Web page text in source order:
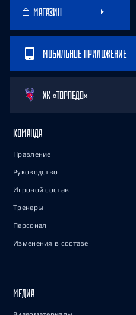
МАГАЗИН
МОБИЛЬНОЕ ПРИЛОЖЕНИЕ
ХК «ТОРПЕДО»
КОМАНДА
Правление
Руководство
Игровой состав
Тренеры
Персонал
Изменения в составе
МЕДИА